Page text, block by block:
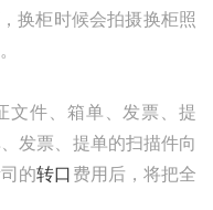
换柜时候会拍摄换柜照
文件、箱单、发票、提
发票、提单的扫描件向
的转口 费用后，将把全